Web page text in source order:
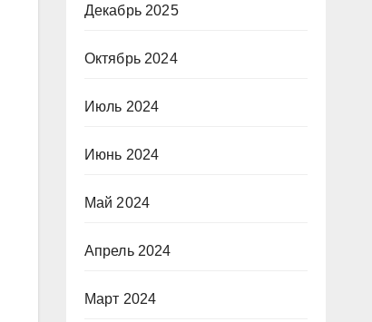
Декабрь 2025
Октябрь 2024
Июль 2024
Июнь 2024
Май 2024
Апрель 2024
Март 2024